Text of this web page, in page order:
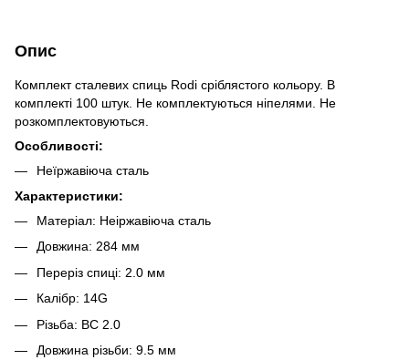
Опис
Комплект сталевих спиць Rodi сріблястого кольору. В
комплекті 100 штук. Не комплектуються ніпелями. Не
розкомплектовуються.
Особливості:
Неїржавіюча сталь
Характеристики:
Матеріал: Неіржавіюча сталь
Довжина: 284 мм
Переріз спиці: 2.0 мм
Калібр: 14G
Різьба: BC 2.0
Довжина різьби: 9.5 мм